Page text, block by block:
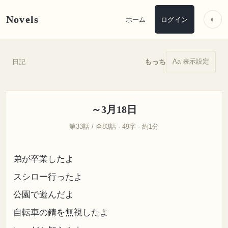
Novels ホーム ログイン ◐
日記 もっち Aa 表示設定
～3月18日
第33話 / 全83話 · 49字 · 約1分
弟が卒業したよ
スシロー行ったよ
公園で遊んだよ
自転車の錆を無視したよ